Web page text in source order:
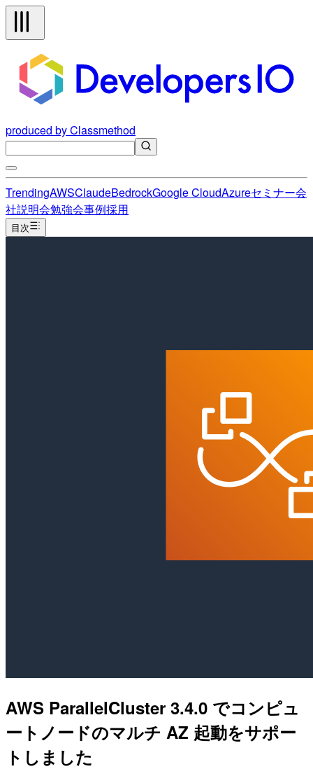
produced by Classmethod
TrendingAWSClaudeBedrockGoogle CloudAzureセミナー会
社説明会勉強会事例採用
目次
AWS ParallelCluster 3.4.0 でコンピュ
ートノードのマルチ AZ 起動をサポー
トしました